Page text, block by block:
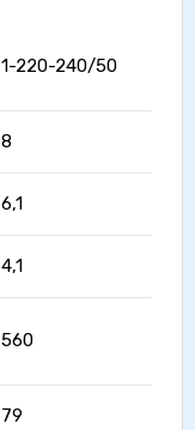
1-220-240/50
8
6,1
4,1
560
79